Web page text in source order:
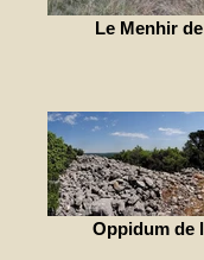
Le Menhir
Oppidum de